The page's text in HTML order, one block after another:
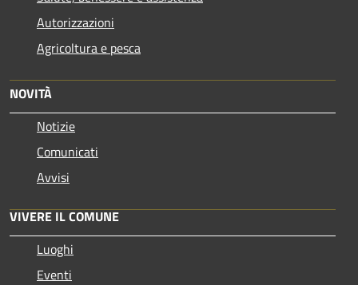
Autorizzazioni
Agricoltura e pesca
NOVITÀ
Notizie
Comunicati
Avvisi
VIVERE IL COMUNE
Luoghi
Eventi